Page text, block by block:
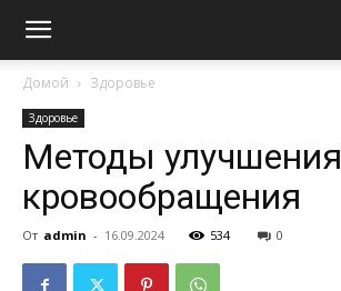
Домой Здоровье
Здоровье
Методы улучшения
кровообращения
От admin - 16.09.2024 534 0